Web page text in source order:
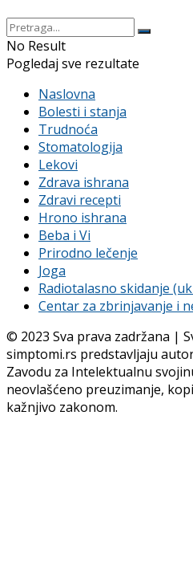
No Result
Pogledaj sve rezultate
Naslovna
Bolesti i stanja
Trudnoća
Stomatologija
Lekovi
Zdrava ishrana
Zdravi recepti
Hrono ishrana
Beba i Vi
Prirodno lečenje
Joga
Radiotalasno skidanje
Centar za zbrinjavanje i
© 2023 Sva prava zadržana |
simptomi.rs predstavljaju
Zavodu za Intelektualnu
neovlašćeno preuzimanje,
kažnjivo zakonom.